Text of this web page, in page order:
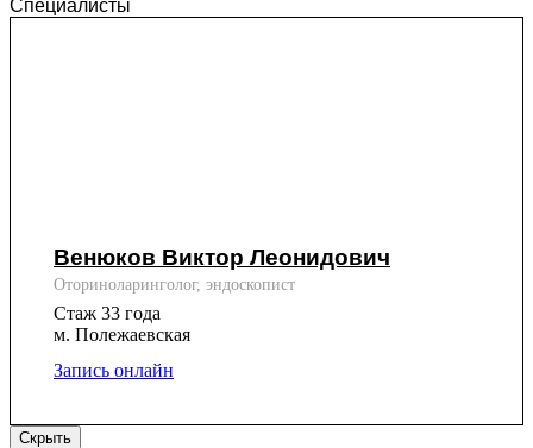
Специалисты
Венюков Виктор Леонидович
Оториноларинголог, эндоскопист
Стаж 33 года
м. Полежаевская
Запись онлайн
Скрыть